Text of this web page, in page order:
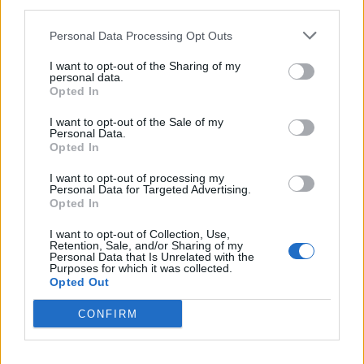
Personal Data Processing Opt Outs
I want to opt-out of the Sharing of my
personal data.
Opted In
I want to opt-out of the Sale of my
Personal Data.
Opted In
I want to opt-out of processing my
Personal Data for Targeted Advertising.
Opted In
I want to opt-out of Collection, Use,
Retention, Sale, and/or Sharing of my
Personal Data that Is Unrelated with the
Purposes for which it was collected.
Opted Out
CONFIRM
histoire de cape et d'épée d'Alexandre Dumas. Le show
parcours toute la France et sera de passage à Montpellier
pour deux représentations le samedi 17 juin 2017 à 15h30 et
à 21h au zénith sud.